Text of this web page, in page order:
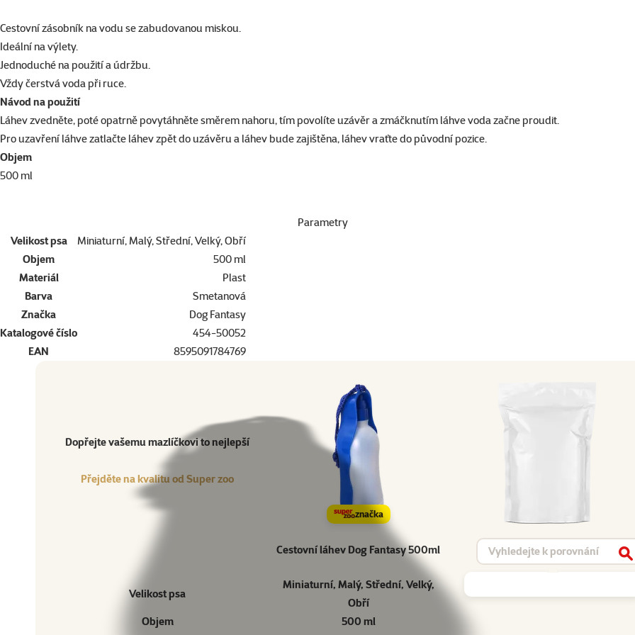
superzoo.product.detail.content
Cestovní zásobník na vodu se zabudovanou miskou.
Ideální na výlety.
Jednoduché na použití a údržbu.
Vždy čerstvá voda při ruce.
Návod na použití
Láhev zvedněte, poté opatrně povytáhněte směrem nahoru, tím povolíte uzávěr a zmáčknutím láhve voda začne proudit.
Pro uzavření láhve zatlačte láhev zpět do uzávěru a láhev bude zajištěna, láhev vraťte do původní pozice.
Objem
500 ml
Parametry
Velikost psa
Miniaturní, Malý, Střední, Velký, Obří
Objem
500 ml
Materiál
Plast
Barva
Smetanová
Značka
Dog Fantasy
Katalogové číslo
454-50052
EAN
8595091784769
Přejděte na kvalitu od Super zoo
Produkt
Dopřejte vašemu mazlíčkovi to nejlepší
Přejděte na kvalitu od Super zoo
značka
Cestovní láhev Dog Fantasy 500ml
Vyhledat produkt
Velikost psa
Miniaturní, Malý, Střední, Velký,
Obří
Objem
500 ml